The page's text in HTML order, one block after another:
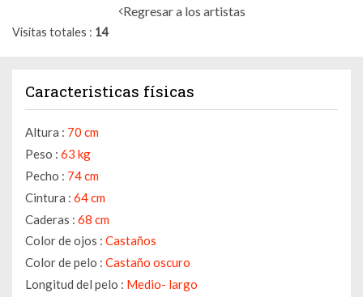
Regresar a los artistas
Visitas totales 14
Caracteristicas físicas
Altura : 70 cm
Peso : 63 kg
Pecho : 74 cm
Cintura : 64 cm
Caderas : 68 cm
Color de ojos : Castaños
Color de pelo : Castaño oscuro
Longitud del pelo : Medio- largo